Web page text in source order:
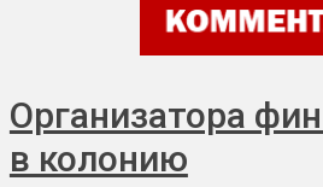
Организатора
в колонию